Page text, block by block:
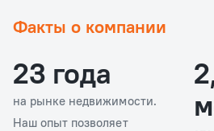
Факты о компании
23 года
на рынке недвижимости.
Наш опыт позволяет